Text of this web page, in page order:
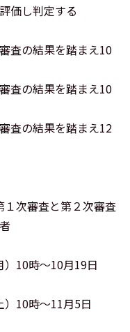
価し判定する
の結果を踏まえ10
の結果を踏まえ10
の結果を踏まえ12
次審査と第２次審査
10時～10月19日
10時～11月5日